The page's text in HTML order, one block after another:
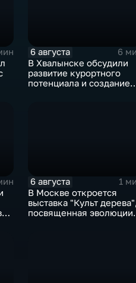
6 августа
6
В Хвалынске обсудили
развитие курортного
потенциала и создание
6 августа
1
В Москве откроется
выставка "Культ дерева",
посвященная эволюции